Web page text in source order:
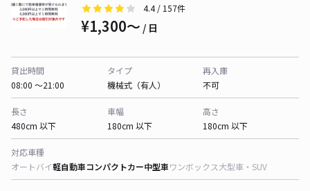
4.4/ 157件
¥1,300〜 / 日
貸出時間
08:00 〜21:00
タイプ
機械式（有人）
再入庫
不可
長さ
480cm 以下
車幅
180cm 以下
高さ
180cm 以下
対応車種
オートバイ軽自動車コンパクトカー中型車ワンボックス大型車・SUV